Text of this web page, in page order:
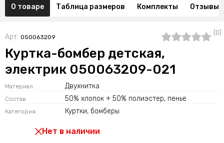
О товаре Таблица размеров Комплекты Отзывы
Арт. 050063209
(0)
Куртка-бомбер детская,
электрик 050063209-021
Материал Двухнитка
Состав 50% хлопок + 50% полиэстер, пенье
Категория: Куртки, бомберы
Нет в наличии